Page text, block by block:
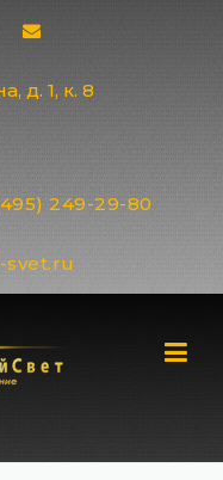
д. 1, к. 8
249-29-80
svet.ru